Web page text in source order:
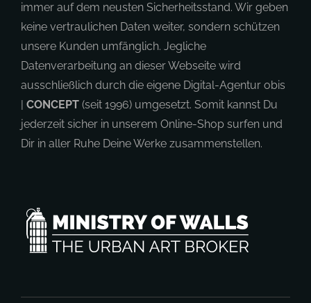
immer auf dem neusten Sicherheitsstand. Wir geben
keine vertraulichen Daten weiter, sondern schützen
unsere Kunden umfänglich. Jegliche
Datenverarbeitung an dieser Webseite wird
ausschließlich durch die eigene Digital-Agentur obis
CONCEPT(seit 1996) umgesetzt. Somit kannst Du
jederzeit sicher in unserem Online-Shop surfen und
Dir in aller Ruhe Deine Werke zusammenstellen.